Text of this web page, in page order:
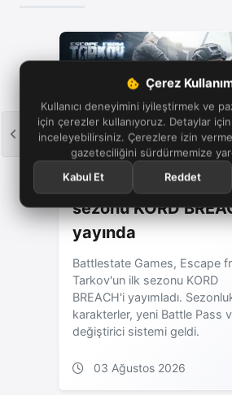
Çerez
Kullanıcı deneyimini iyileştirmek ve
için çerezler kullanıyoruz. Detaylar için
inceleyebilirsiniz. Çerezlere izin
gazeteciliğini sürdürmemize
Kabul Et
Reddet
Escape from Tarkov
sezonu KORD
yayında
Battlestate Games, Escape
Tarkov'un ilk sezonu KORD
BREACH'i yayımladı.
karakterler, yeni Battle Pass
değiştirici sistemi geldi.
03 Ağustos 2026